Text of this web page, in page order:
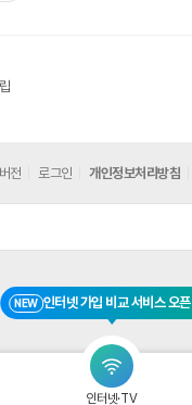
NEW 인터넷 가입 비교 서비스 오픈
인터넷·TV
전 로그인 개인정보처리방침